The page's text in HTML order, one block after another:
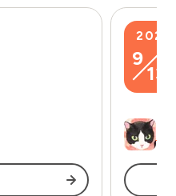
2026
9
13
ゆ